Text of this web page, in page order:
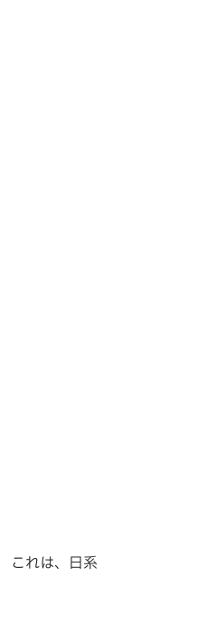
これは、日系